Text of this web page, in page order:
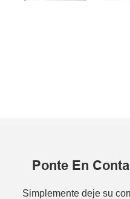
Ponte En
Simplemente deje su